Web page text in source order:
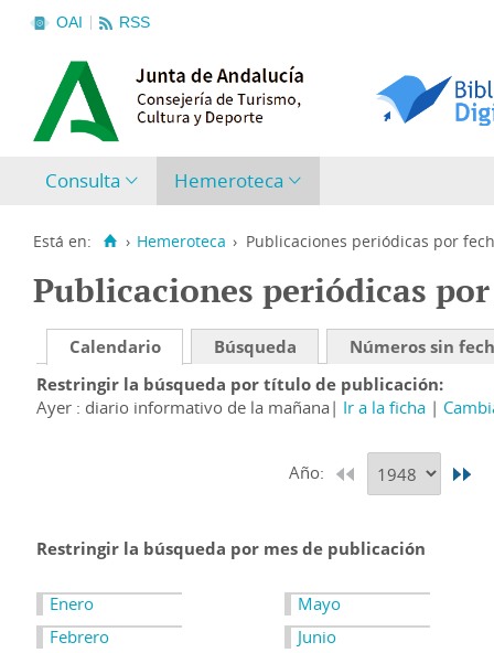
OAI RSS
Consulta Hemeroteca
Está en: › Hemeroteca › Publicaciones periódicas por
Publicaciones periódicas
Calendario Búsqueda
Números sin
Restringir la búsqueda por título de publicación
Ayer : diario informativo de la mañana
Ir a la ficha
Año:
Restringir la búsqueda por mes de publicación
Enero
Febrero
Mayo
Junio